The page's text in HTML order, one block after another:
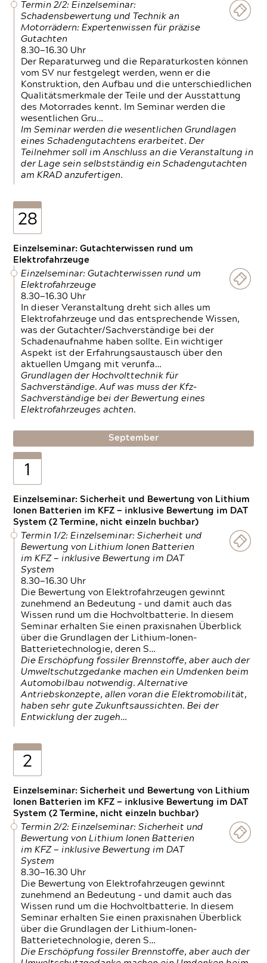
Termin 2/2: Einzelseminar:
Schadensbewertung und Technik an
Motorrädern: Expertenwissen für präzise
Gutachten
8.30—16.30 Uhr
Der Reparaturweg und die Reparaturkosten können
vom SV nur festgelegt werden, wenn er die
Konstruktion, den Aufbau und die unterschiedlichen
Qualitätsmerkmale der Teile und der Ausstattung
des Motorrades kennt. Im Seminar werden die
wesentlichen Gru…
Im Seminar werden die wesentlichen Grundlagen
eines Schadengutachtens erarbeitet. Der
Teilnehmer soll im Anschluss an die Veranstaltung in
der Lage sein selbstständig ein Schadengutachten
am KRAD anzufertigen.
28
Einzelseminar: Gutachterwissen rund um
Elektrofahrzeuge
Einzelseminar: Gutachterwissen rund um
Elektrofahrzeuge
8.30—16.30 Uhr
In dieser Veranstaltung dreht sich alles um
Elektrofahrzeuge und das entsprechende Wissen,
was der Gutachter/Sachverständige bei der
Schadenaufnahme haben sollte. Ein wichtiger
Aspekt ist der Erfahrungsaustausch über den
aktuellen Umgang mit verunfa…
Grundlagen der Hochvolttechnik für
Sachverständige. Auf was muss der Kfz-
Sachverständige bei der Bewertung eines
Elektrofahrzeuges achten.
September
1
Einzelseminar: Sicherheit und Bewertung von Lithium
Ionen Batterien im KFZ — inklusive Bewertung im DAT
System (2 Termine, nicht einzeln buchbar)
Termin 1/2: Einzelseminar: Sicherheit und
Bewertung von Lithium Ionen Batterien
im KFZ — inklusive Bewertung im DAT
System
8.30—16.30 Uhr
Die Bewertung von Elektrofahrzeugen gewinnt
zunehmend an Bedeutung – und damit auch das
Wissen rund um die Hochvoltbatterie. In diesem
Seminar erhalten Sie einen praxisnahen Überblick
über die Grundlagen der Lithium-Ionen-
Batterietechnologie, deren S…
Die Erschöpfung fossiler Brennstoffe, aber auch der
Umweltschutzgedanke machen ein Umdenken beim
Automobilbau notwendig. Alternative
Antriebskonzepte, allen voran die Elektromobilität,
haben sehr gute Zukunftsaussichten. Bei der
Entwicklung der zugeh…
2
Einzelseminar: Sicherheit und Bewertung von Lithium
Ionen Batterien im KFZ — inklusive Bewertung im DAT
System (2 Termine, nicht einzeln buchbar)
Termin 2/2: Einzelseminar: Sicherheit und
Bewertung von Lithium Ionen Batterien
im KFZ — inklusive Bewertung im DAT
System
8.30—16.30 Uhr
Die Bewertung von Elektrofahrzeugen gewinnt
zunehmend an Bedeutung – und damit auch das
Wissen rund um die Hochvoltbatterie. In diesem
Seminar erhalten Sie einen praxisnahen Überblick
über die Grundlagen der Lithium-Ionen-
Batterietechnologie, deren S…
Die Erschöpfung fossiler Brennstoffe, aber auch der